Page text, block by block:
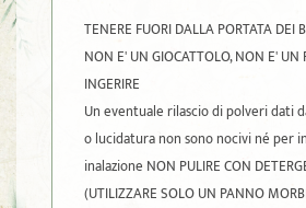
TENERE FUORI DALLA PORTATA DEI
NON E' UN GIOCATTOLO, NON E' UN
INGERIRE
Un eventuale rilascio di polveri dati
o lucidatura non sono nocivi né per
inalazione NON PULIRE CON
(UTILIZZARE SOLO UN PANNO